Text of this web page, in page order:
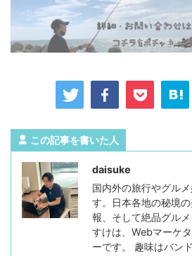
この記事を書いた人
daisuke
国内外の旅行やグル
す。日本各地の秘境
報、そして絶品グル
すけは、Webマーケ
ーです。 趣味はバン